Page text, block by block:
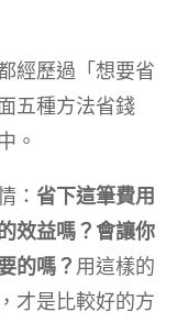
經歷過「想要省
五種方法省錢
。
： 省下這筆費用
效益嗎？會讓你
的嗎？ 用這樣的
才是比較好的方